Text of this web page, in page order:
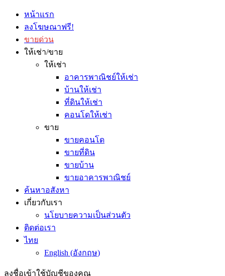
หน้าแรก
ลงโฆษณาฟรี!
ขายด่วน
ให้เช่า/ขาย
ให้เช่า
อาคารพาณิชย์ให้เช่า
บ้านให้เช่า
ที่ดินให้เช่า
คอนโดให้เช่า
ขาย
ขายคอนโด
ขายที่ดิน
ขายบ้าน
ขายอาคารพาณิชย์
ค้นหาอสังหา
เกี่ยวกับเรา
นโยบายความเป็นส่วนตัว
ติดต่อเรา
ไทย
English (อังกฤษ)
ลงชื่อเข้าใช้บัญชีของคุณ